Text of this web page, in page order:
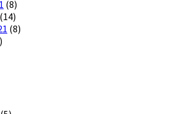
(8)
(14)
(8)